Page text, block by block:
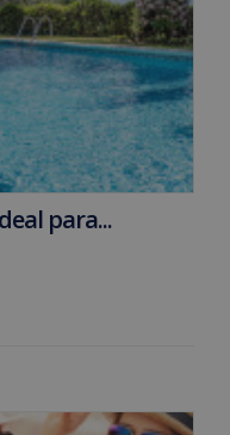
para...